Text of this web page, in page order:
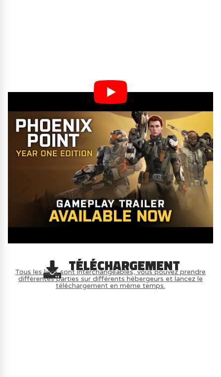
TÉLÉCHARGEMENT
Tous les liens sont interchangeables, vous pouvez prendre
différentes parties sur différents hébergeurs et lancez le
téléchargement en même temps.